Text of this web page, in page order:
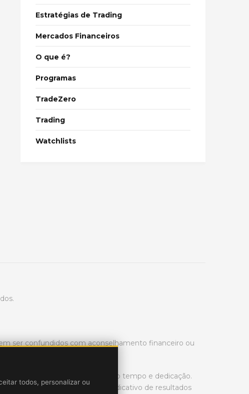
todos, personalizar ou
Estratégias de Trading
Mercados Financeiros
O que é?
Programas
TradeZero
Trading
Watchlists
ser confundidos com aconselhamento financeiro ou
trading de ações é necessário tempo e dedicação.
passado no mercado não é indicativo de resultados